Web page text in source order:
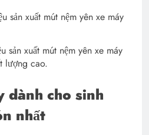
sản xuất mút nệm yên xe máy
lượng cao.
dành cho sinh
nhất